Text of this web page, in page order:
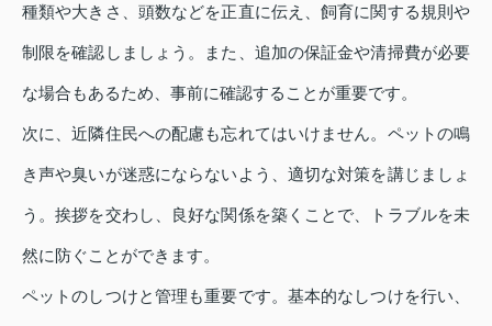
種類や大きさ、頭数などを正直に伝え、飼育に関する規則や
制限を確認しましょう。また、追加の保証金や清掃費が必要
な場合もあるため、事前に確認することが重要です。
次に、近隣住民への配慮も忘れてはいけません。ペットの鳴
き声や臭いが迷惑にならないよう、適切な対策を講じましょ
う。挨拶を交わし、良好な関係を築くことで、トラブルを未
然に防ぐことができます。
ペットのしつけと管理も重要です。基本的なしつけを行い、